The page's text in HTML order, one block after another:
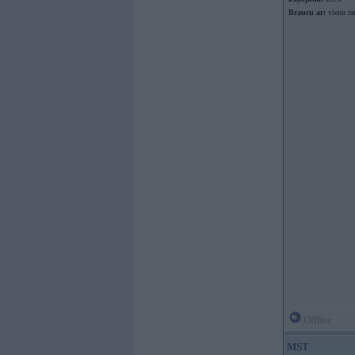
Braucu ar: vienu
MST